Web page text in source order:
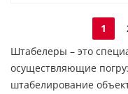
1
Штабелеры – это
осуществляющие
штабелирование